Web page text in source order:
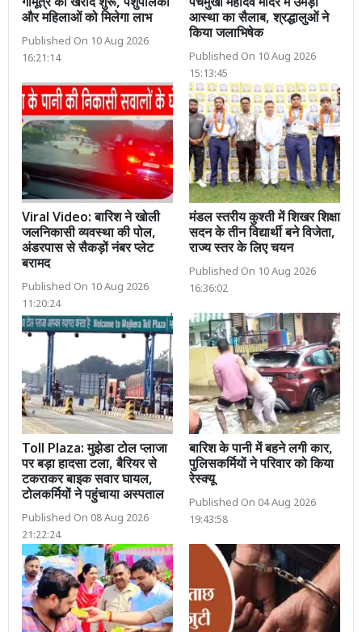
और महिलाओं को मिलेगा लाभ
Published On 10 Aug 2026
16:21:14
आस्था का सैलाब, श्रद्धालुओं ने
किया जलाभिषेक
Published On 10 Aug 2026
15:13:45
Viral Video: बारिश ने खोली
जलनिकासी व्यवस्था की पोल,
अंडरपास से सैकड़ों नंबर प्लेट
बरामद
Published On 10 Aug 2026
11:20:24
मंडल स्तरीय कुश्ती में शिखर शिक्षा
सदन के तीन विद्यार्थी बने विजेता,
राज्य स्तर के लिए चयन
Published On 10 Aug 2026
16:36:02
Toll Plaza: मुझेडा टोल प्लाजा
पर बड़ा हादसा टला, बैरियर से
टकराकर बाइक सवार घायल,
टोलकर्मियों ने पहुंचाया अस्पताल
Published On 08 Aug 2026
21:22:24
बारिश के पानी में बहने लगी कार,
पुलिसकर्मियों ने परिवार को किया
रेस्क्यू
Published On 04 Aug 2026
19:43:58